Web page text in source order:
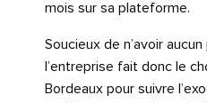
mois sur sa plateforme.
Soucieux de n’avoir
l’entreprise fait donc le
Bordeaux pour suivre